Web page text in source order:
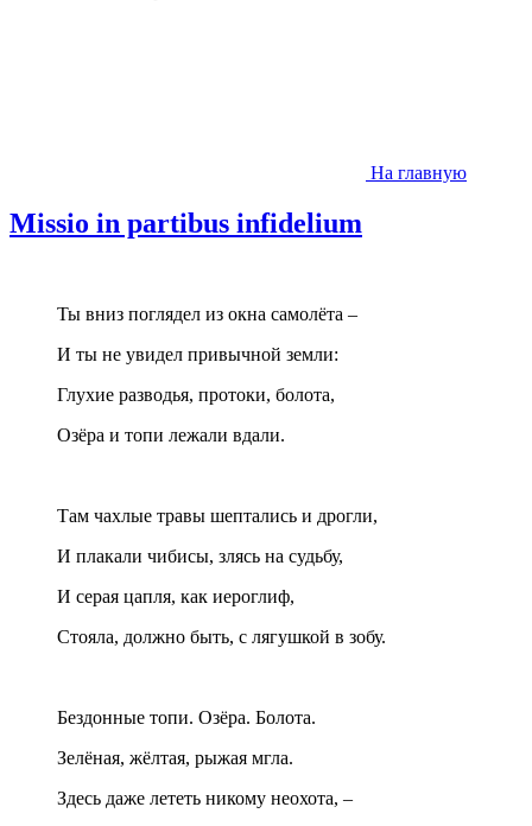
На главную
Missio in partibus infidelium
Ты вниз поглядел из окна самолёта –
И ты не увидел привычной земли:
Глухие разводья, протоки, болота,
Озёра и топи лежали вдали.
Там чахлые травы шептались и дрогли,
И плакали чибисы, злясь на судьбу,
И серая цапля, как иероглиф,
Стояла, должно быть, с лягушкой в зобу.
Бездонные топи. Озёра. Болота.
Зелёная, жёлтая, рыжая мгла.
Здесь даже лететь никому неохота, –